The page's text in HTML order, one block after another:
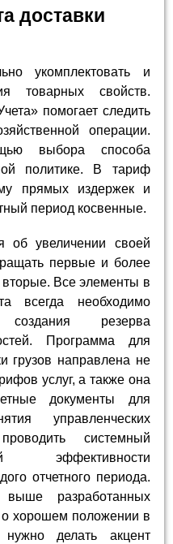
доставки
укомплектовать и
товарных свойств.
помогает следить
операции.
выбора способа
политике. В тариф
прямых издержек и
период косвенные.
об увеличении своей
первые и более
Все элементы в
всегда необходимо
резерва
Программа для
грузов направлена не
услуг, а также она
документы для
управленческих
системный
эффективности
отчетного периода.
разработанных
о хорошем положении в
нужно делать акцент